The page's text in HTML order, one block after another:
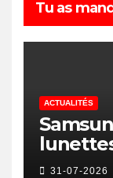
Tu as
ACTUALITÉS
avec IA
31-07-2026